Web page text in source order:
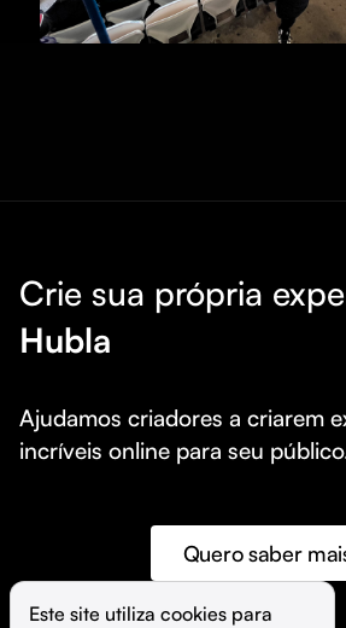
Crie sua própria
Hubla
Ajudamos criadores a criarem
incríveis online para seu
Quero saber
Este site utiliza cookies para